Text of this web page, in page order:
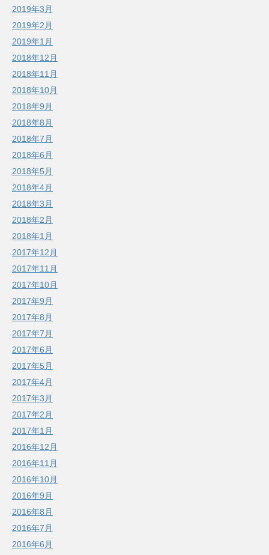
2019年3月
2019年2月
2019年1月
2018年12月
2018年11月
2018年10月
2018年9月
2018年8月
2018年7月
2018年6月
2018年5月
2018年4月
2018年3月
2018年2月
2018年1月
2017年12月
2017年11月
2017年10月
2017年9月
2017年8月
2017年7月
2017年6月
2017年5月
2017年4月
2017年3月
2017年2月
2017年1月
2016年12月
2016年11月
2016年10月
2016年9月
2016年8月
2016年7月
2016年6月